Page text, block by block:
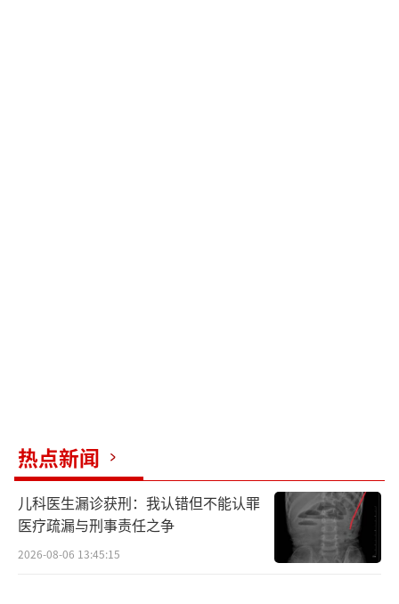
热点新闻
儿科医生漏诊获刑：我认错但不能认罪
医疗疏漏与刑事责任之争
2026-08-06 13:45:15